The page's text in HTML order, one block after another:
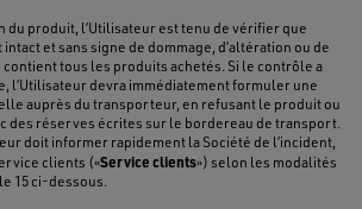
du produit, l’Utilisateur est tenu de vérifier que
et sans signe de dommage, d’altération ou de
tous les produits achetés. Si le contrôle a
l’Utilisateur devra immédiatement formuler une
auprès du transporteur, en refusant le produit ou
des réserves écrites sur le bordereau de transport.
doit informer rapidement la Société de l’incident,
clients («Service clients») selon les modalités
15 ci-dessous.